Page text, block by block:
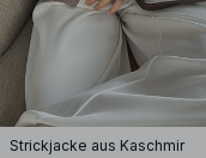
Strickjacke aus Kaschmir